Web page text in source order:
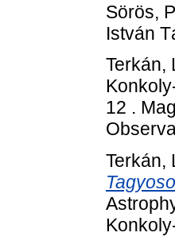
Sörös,
István
Terkán,
12 .
Terkán,